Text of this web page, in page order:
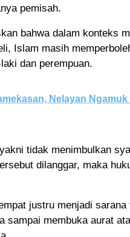
pemisah.
bahwa dalam konteks
Islam masih
dan perempuan.
Nelayan Ngamuk
tidak menimbulkan
dilanggar, maka
justru menjadi sarana
sampai membuka aurat